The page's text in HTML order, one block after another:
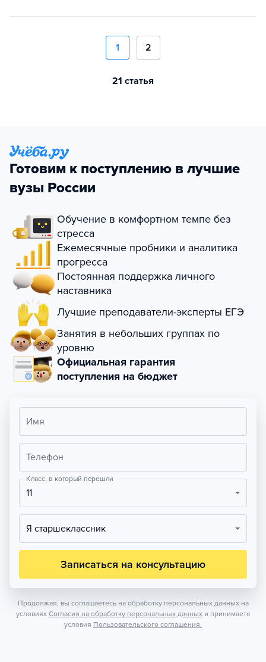
1 2
21 статья
Готовим к поступлению в лучшие
вузы России
Обучение в комфортном темпе без
стресса
Ежемесячные пробники и аналитика
прогресса
Постоянная поддержка личного
наставника
Лучшие преподаватели-эксперты ЕГЭ
Занятия в небольших группах по
уровню
Официальная гарантия
поступления на бюджет
Имя
Телефон
Класс, в который перешли
11
Я старшеклассник
Записаться на консультацию
Продолжая, вы соглашаетесь на обработку персональных данных на
условиях Согласия на обработку персональных данных и принимаете
условия Пользовательского соглашения.